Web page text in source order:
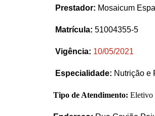
Prestador: Mosaicum
Matrícula: 51004355-5
Vigência: 10/05/2021
Especialidade: Nutrição e
Tipo de Atendimento: Eletivo